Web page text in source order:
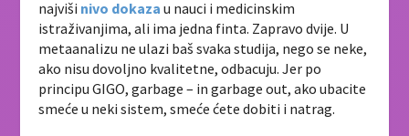
najviši nivo dokaza u nauci i medicinskim
istraživanjima, ali ima jedna finta. Zapravo dvije. U
metaanalizu ne ulazi baš svaka studija, nego se neke,
ako nisu dovoljno kvalitetne, odbacuju. Jer po
principu GIGO, garbage – in garbage out, ako ubacite
smeće u neki sistem, smeće ćete dobiti i natrag.